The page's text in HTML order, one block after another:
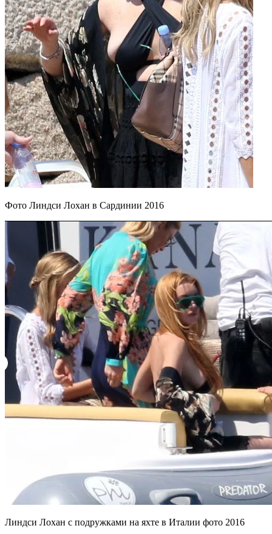
Фото Линдси Лохан в Сардинии 2016
Линдси Лохан с подружками на яхте в Италии фото 2016